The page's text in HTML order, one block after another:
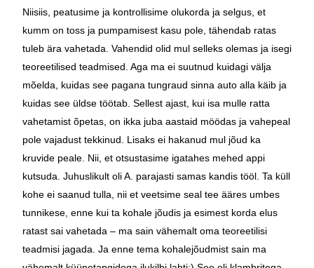
Niisiis, peatusime ja kontrollisime olukorda ja selgus, et
kumm on toss ja pumpamisest kasu pole, tähendab ratas
tuleb ära vahetada. Vahendid olid mul selleks olemas ja isegi
teoreetilised teadmised. Aga ma ei suutnud kuidagi välja
mõelda, kuidas see pagana tungraud sinna auto alla käib ja
kuidas see üldse töötab. Sellest ajast, kui isa mulle ratta
vahetamist õpetas, on ikka juba aastaid möödas ja vahepeal
pole vajadust tekkinud. Lisaks ei hakanud mul jõud ka
kruvide peale. Nii, et otsustasime igatahes mehed appi
kutsuda. Juhuslikult oli A. parajasti samas kandis tööl. Ta küll
kohe ei saanud tulla, nii et veetsime seal tee ääres umbes
tunnikese, enne kui ta kohale jõudis ja esimest korda elus
ratast sai vahetada – ma sain vähemalt oma teoreetilisi
teadmisi jagada. Ja enne tema kohalejõudmist sain ma